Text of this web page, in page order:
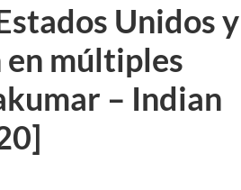
Unidos y
en múltiples
– Indian